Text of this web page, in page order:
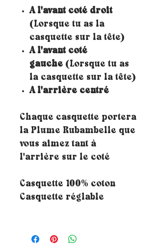
A l'avant coté droit
(Lorsque tu as la
casquette sur la tête)
A l'avant coté
gauche (Lorsque tu as
la casquette sur la tête)
A l'arrière centré
Chaque casquette portera
la Plume Rubambelle que
vous aimez tant à
l'arrière sur le coté
Casquette 100% coton
Casquette réglable